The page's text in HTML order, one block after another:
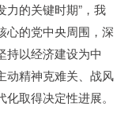
力的关键时期”，我
心的党中央周围，深
持以经济建设为中
动精神克难关、战风
取得决定性进展。